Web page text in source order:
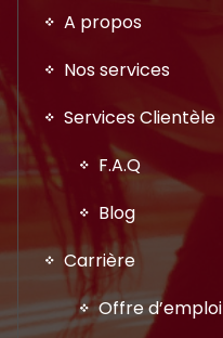
A propos
Nos services
Services Clientèle
F.A.Q
Blog
Carrière
Offre d’emploi